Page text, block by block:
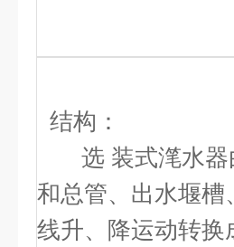
结构：
选 装式滗水器
和总管、出水堰
线升、降运动转